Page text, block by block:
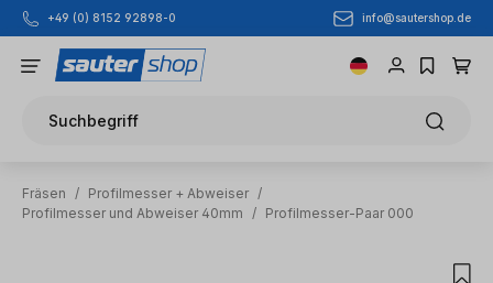
Zum Hauptinhalt springen
+49 (0) 8152 92898-0 info@sautershop.de
Suchbegriff
Fräsen / Profilmesser + Abweiser /
Profilmesser und Abweiser 40mm
/ Profilmesser-Paar 000